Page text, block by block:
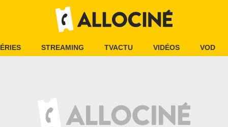
STREAMING TVACTU VIDÉOS VOD